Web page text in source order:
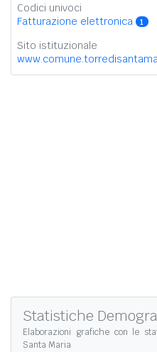
Codici univoci
Fatturazione elettronica
1
Sito istituzionale
Statistiche
Elaborazioni grafiche con le
Santa Maria